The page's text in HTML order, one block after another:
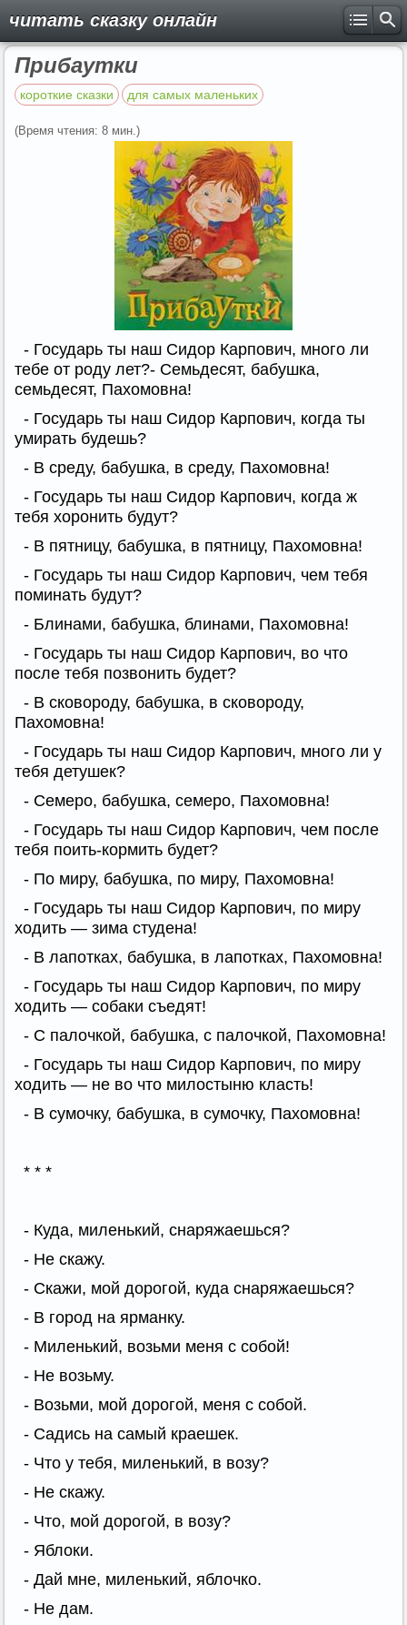
читать сказку онлайн
Прибаутки
короткие сказки для самых маленьких
(Время чтения: 8 мин.)
- Государь ты наш Сидор Карпович, много ли
тебе от роду лет?- Семьдесят, бабушка,
семьдесят, Пахомовна!
- Государь ты наш Сидор Карпович, когда ты
умирать будешь?
- В среду, бабушка, в среду, Пахомовна!
- Государь ты наш Сидор Карпович, когда ж
тебя хоронить будут?
- В пятницу, бабушка, в пятницу, Пахомовна!
- Государь ты наш Сидор Карпович, чем тебя
поминать будут?
- Блинами, бабушка, блинами, Пахомовна!
- Государь ты наш Сидор Карпович, во что
после тебя позвонить будет?
- В сковороду, бабушка, в сковороду,
Пахомовна!
- Государь ты наш Сидор Карпович, много ли у
тебя детушек?
- Семеро, бабушка, семеро, Пахомовна!
- Государь ты наш Сидор Карпович, чем после
тебя поить-кормить будет?
- По миру, бабушка, по миру, Пахомовна!
- Государь ты наш Сидор Карпович, по миру
ходить — зима студена!
- В лапотках, бабушка, в лапотках, Пахомовна!
- Государь ты наш Сидор Карпович, по миру
ходить — собаки съедят!
- С палочкой, бабушка, с палочкой, Пахомовна!
- Государь ты наш Сидор Карпович, по миру
ходить — не во что милостыню класть!
- В сумочку, бабушка, в сумочку, Пахомовна!
* * *
- Куда, миленький, снаряжаешься?
- Не скажу.
- Скажи, мой дорогой, куда снаряжаешься?
- В город на ярманку.
- Миленький, возьми меня с собой!
- Не возьму.
- Возьми, мой дорогой, меня с собой.
- Садись на самый краешек.
- Что у тебя, миленький, в возу?
- Не скажу.
- Что, мой дорогой, в возу?
- Яблоки.
- Дай мне, миленький, яблочко.
- Не дам.